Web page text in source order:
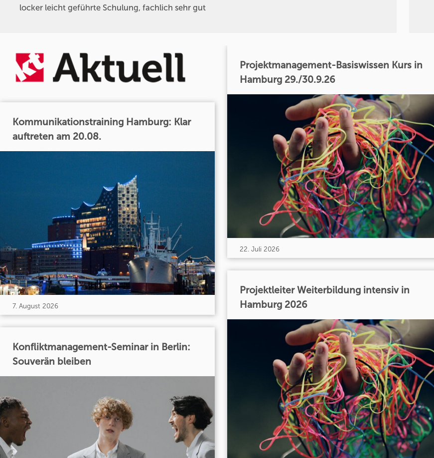
locker leicht geführte Schulung, fachlich sehr gut
Kommunikationstraining Hamburg: Klar
auftreten am 20.08.
7. August 2026
Konfliktmanagement-Seminar in Berlin:
Souverän bleiben
Projektmanagement-Basiswissen Kurs in
Hamburg 29./30.9.26
22. Juli 2026
Projektleiter Weiterbildung intensiv in
Hamburg 2026